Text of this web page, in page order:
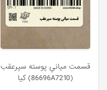
قسمت مياني پوسته سپرعقب
(86696A7210) کیا